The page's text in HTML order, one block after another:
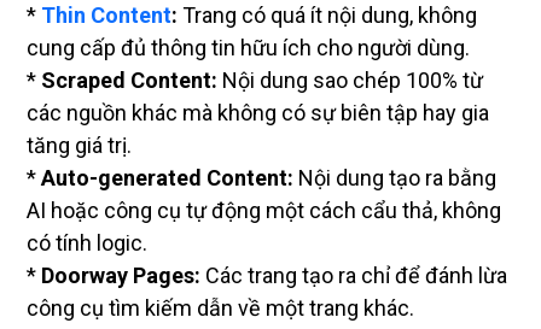
* Thin Content: Trang có quá ít nội dung, không
cung cấp đủ thông tin hữu ích cho người dùng.
* Scraped Content: Nội dung sao chép 100% từ
các nguồn khác mà không có sự biên tập hay gia
tăng giá trị.
*Auto-generated Content: Nội dung tạo ra bằng
AI hoặc công cụ tự động một cách cẩu thả, không
có tính logic.
* Doorway Pages: Các trang tạo ra chỉ để đánh lừa
công cụ tìm kiếm dẫn về một trang khác.